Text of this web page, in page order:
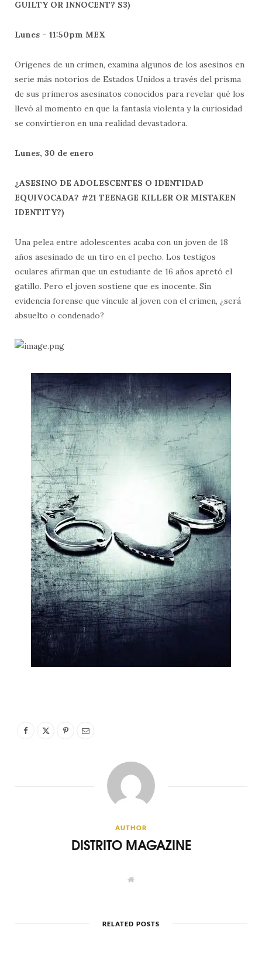
GUILTY OR INNOCENT? S3)
Lunes – 11:50pm MEX
Origenes de un crimen, examina algunos de los asesinos en
serie más notorios de Estados Unidos a través del prisma
de sus primeros asesinatos conocidos para revelar qué los
llevó al momento en que la fantasía violenta y la curiosidad
se convirtieron en una realidad devastadora.
Lunes, 30 de enero
¿ASESINO DE ADOLESCENTES O IDENTIDAD
EQUIVOCADA? #21 TEENAGE KILLER OR MISTAKEN
IDENTITY?)
Una pelea entre adolescentes acaba con un joven de 18
años asesinado de un tiro en el pecho. Los testigos
oculares afirman que un estudiante de 16 años apretó el
gatillo. Pero el joven sostiene que es inocente. Sin
evidencia forense que vincule al joven con el crimen, ¿será
absuelto o condenado?
AUTHOR
DISTRITO MAGAZINE
W
e
RELATED POSTS